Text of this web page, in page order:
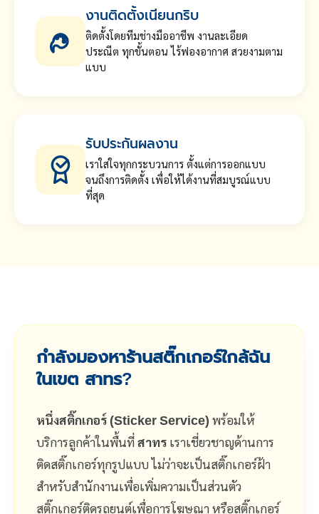
งานติดตั้งเนียนกริบ
ติดตั้งโดยทีมช่างมืออาชีพ งานละเอียด
ประณีต ทุกขั้นตอน ไร้ฟองอากาศ สวยงามตาม
แบบ
รับประกันผลงาน
เราใส่ใจทุกกระบวนการ ตั้งแต่การออกแบบ
จนถึงการติดตั้ง เพื่อให้ได้งานที่สมบูรณ์แบบ
ที่สุด
กำลังมองหาร้านสติ๊กเกอร์ใกล้ฉัน
ในเขต สาทร?
หนึ่งสติ๊กเกอร์ (Sticker Service) พร้อมให้
บริการลูกค้าในพื้นที่สาทร เราเชี่ยวชาญด้านการ
ติดสติ๊กเกอร์ทุกรูปแบบ ไม่ว่าจะเป็นสติ๊กเกอร์ฝ้า
สำหรับสำนักงานเพื่อเพิ่มความเป็นส่วนตัว
สติ๊กเกอร์ติดรถยนต์เพื่อการโฆษณา หรือสติ๊กเกอร์